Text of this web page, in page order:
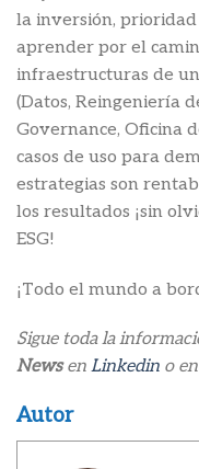
la inversión,
aprender por el
infraestructuras de
(Datos, Reingeniería
Governance, Oficina
casos de uso para
estrategias son
los resultados ¡sin
ESG!
¡Todo el mundo a
Sigue toda la
Newsen Linkedin o
Autor